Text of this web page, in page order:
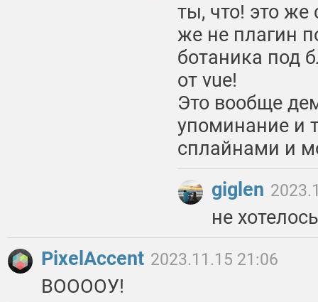
ты, что! это же
же не плагин
ботаника под
от vue!
Это вообще
упоминание и
сплайнами и
giglen
не
PixelAccent 2023.11.15 21:06
ВООООУ!